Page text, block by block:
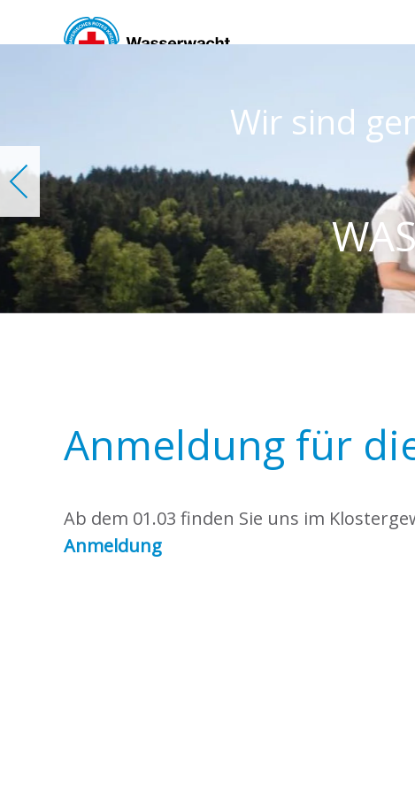
Skip to main content
gemeinnützig! Freiwillig!
Und immer für Sie da!
Anmeldung für
Ab dem 01.03 finden Sie uns im
Anmeldung